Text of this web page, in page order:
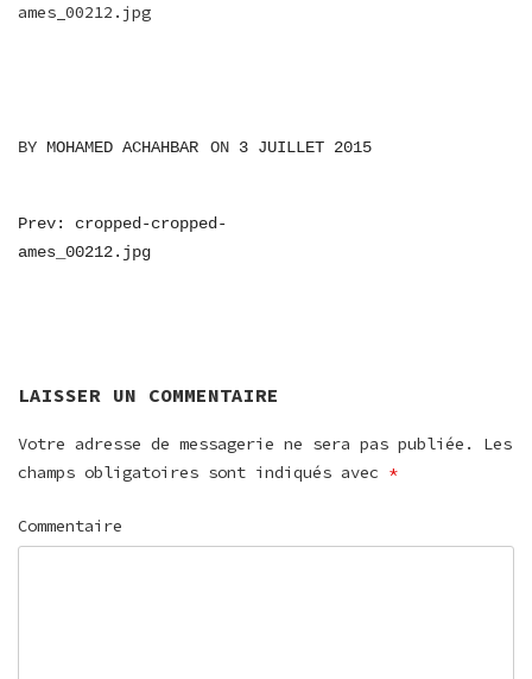
ames_00212.jpg
BY MOHAMED ACHAHBAR ON 3 JUILLET 2015
NAVIGATION
DE
Prev: cropped-cropped-
ames_00212.jpg
LAISSER UN COMMENTAIRE
Votre adresse de messagerie ne sera pas publiée.
Les
champs obligatoires sont indiqués avec *
Commentaire